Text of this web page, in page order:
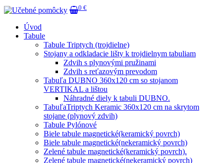
0 €
Úvod
Tabule
Tabule Triptych (trojdielne)
Stojany a odkladacie lišty k trojdielnym tabuliam
Zdvih s plynovými pružinami
Zdvih s reťazovým prevodom
Tabuľa DUBNO 360x120 cm so stojanom
VERTIKAL a lištou
Náhradné diely k tabuli DUBNO.
TabuľaTriptych Keramic 360x120 cm na skrytom
stojane (plynový zdvih)
Tabule Pylónové
Biele tabule magnetické(keramický povrch)
Biele tabule magnetické(nekeramický povrch)
Zelené tabule magnetické(keramický povrch).
Zelené tabule magnetické(nekeramický povrch)